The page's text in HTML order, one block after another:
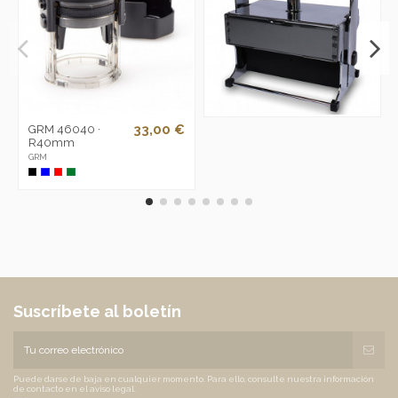
GRM 46040 ·
R40mm
GRM
33,00 €
Suscríbete al boletín
Puede darse de baja en cualquier momento. Para ello, consulte nuestra información
de contacto en el aviso legal.